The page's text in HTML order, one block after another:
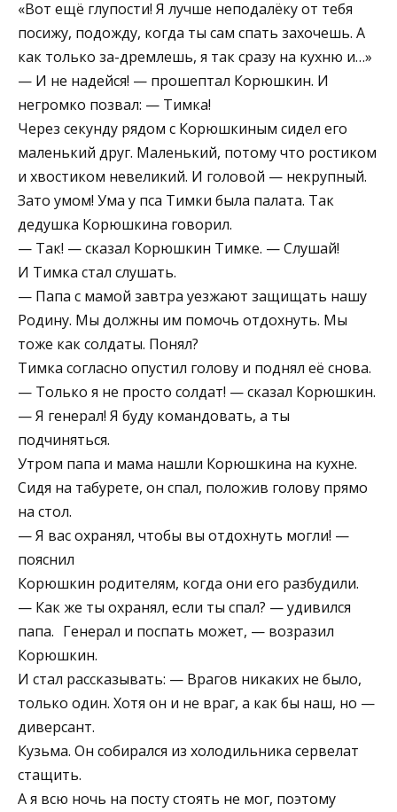
«Вот ещё глупости! Я лучше неподалёку от тебя
посижу, подожду, когда ты сам спать захочешь. А
как только за-дремлешь, я так сразу на кухню и…»
— И не надейся! — прошептал Корюшкин. И
негромко позвал: — Тимка!
Через секунду рядом с Корюшкиным сидел его
маленький друг. Маленький, потому что ростиком
и хвостиком невеликий. И головой — некрупный.
Зато умом! Ума у пса Тимки была палата. Так
дедушка Корюшкина говорил.
— Так! — сказал Корюшкин Тимке. — Слушай!
И Тимка стал слушать.
— Папа с мамой завтра уезжают защищать нашу
Родину. Мы должны им помочь отдохнуть. Мы
тоже как солдаты. Понял?
Тимка согласно опустил голову и поднял её снова.
— Только я не просто солдат! — сказал Корюшкин.
— Я генерал! Я буду командовать, а ты
подчиняться.
Утром папа и мама нашли Корюшкина на кухне.
Сидя на табурете, он спал, положив голову прямо
на стол.
— Я вас охранял, чтобы вы отдохнуть могли! —
пояснил
Корюшкин родителям, когда они его разбудили.
— Как же ты охранял, если ты спал? — удивился
папа. Генерал и поспать может, — возразил
Корюшкин.
И стал рассказывать: — Врагов никаких не было,
только один. Хотя он и не враг, а как бы наш, но —
диверсант.
Кузьма. Он собирался из холодильника сервелат
стащить.
А я всю ночь на посту стоять не мог, поэтому